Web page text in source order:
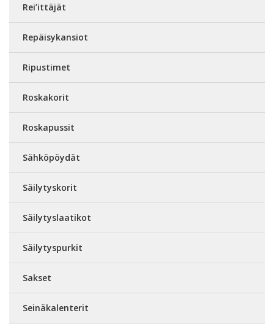
Rei’ittäjät
Repäisykansiot
Ripustimet
Roskakorit
Roskapussit
Sähköpöydät
Säilytyskorit
Säilytyslaatikot
Säilytyspurkit
Sakset
Seinäkalenterit